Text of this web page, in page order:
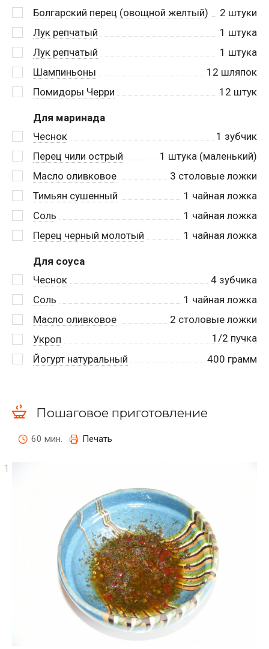
Болгарский перец (овощной желтый)
2 штуки
Лук репчатый
1 штука
Лук репчатый
1 штука
Шампиньоны
12 шляпок
Помидоры Черри
12 штук
Для маринада
Чеснок
1 зубчик
Перец чили острый
1 штука (маленький)
Масло оливковое
3 столовые ложки
Тимьян сушенный
1 чайная ложка
Соль
1 чайная ложка
Перец черный молотый
1 чайная ложка
Для соуса
Чеснок
4 зубчика
Соль
1 чайная ложка
Масло оливковое
2 столовые ложки
Укроп
1/2 пучка
Йогурт натуральный
400 грамм
Пошаговое приготовление
60 мин. Печать